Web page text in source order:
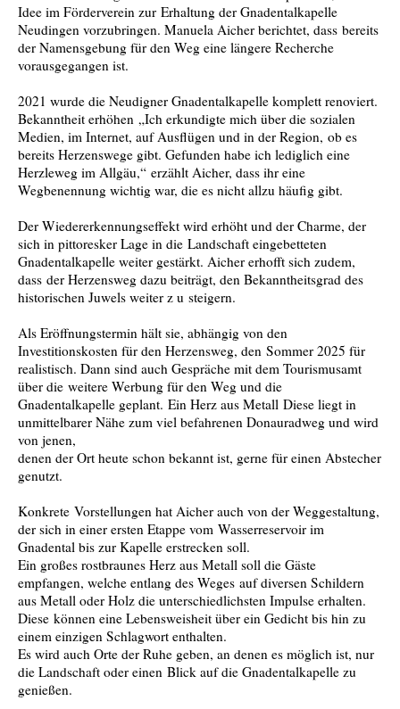
Idee im Förderverein zur Erhaltung der Gnadentalkapelle
Neudingen vorzubringen. Manuela Aicher berichtet, dass bereits
der Namensgebung für den Weg eine längere Recherche
vorausgegangen ist.
2021 wurde die Neudigner Gnadentalkapelle komplett renoviert.
Bekanntheit erhöhen „Ich erkundigte mich über die sozialen
Medien, im Internet, auf Ausflügen und in der Region, ob es
bereits Herzenswege gibt. Gefunden habe ich lediglich eine
Herzleweg im Allgäu,“ erzählt Aicher, dass ihr eine
Wegbenennung wichtig war, die es nicht allzu häufig gibt.
Der Wiedererkennungseffekt wird erhöht und der Charme, der
sich in pittoresker Lage in die Landschaft eingebetteten
Gnadentalkapelle weiter gestärkt. Aicher erhofft sich zudem,
dass der Herzensweg dazu beiträgt, den Bekanntheitsgrad des
historischen Juwels weiter z u steigern.
Als Eröffnungstermin hält sie, abhängig von den
Investitionskosten für den Herzensweg, den Sommer 2025 für
realistisch. Dann sind auch Gespräche mit dem Tourismusamt
über die weitere Werbung für den Weg und die
Gnadentalkapelle geplant. Ein Herz aus Metall Diese liegt in
unmittelbarer Nähe zum viel befahrenen Donauradweg und wird
von jenen,
denen der Ort heute schon bekannt ist, gerne für einen Abstecher
genutzt.
Konkrete Vorstellungen hat Aicher auch von der Weggestaltung,
der sich in einer ersten Etappe vom Wasserreservoir im
Gnadental bis zur Kapelle erstrecken soll.
Ein großes rostbraunes Herz aus Metall soll die Gäste
empfangen, welche entlang des Weges auf diversen Schildern
aus Metall oder Holz die unterschiedlichsten Impulse erhalten.
Diese können eine Lebensweisheit über ein Gedicht bis hin zu
einem einzigen Schlagwort enthalten.
Es wird auch Orte der Ruhe geben, an denen es möglich ist, nur
die Landschaft oder einen Blick auf die Gnadentalkapelle zu
genießen.